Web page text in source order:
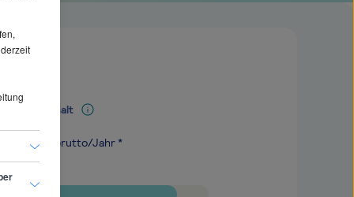
Mediangehalt
€ brutto/Jahr *